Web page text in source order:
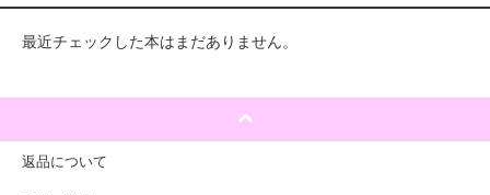
最近チェックした本はまだありません。
返品について